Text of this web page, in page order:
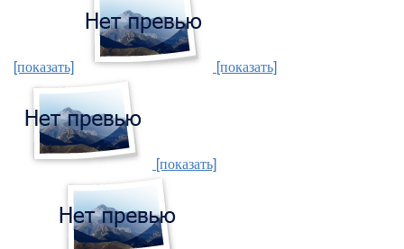
[показать] [показать]
[показать]